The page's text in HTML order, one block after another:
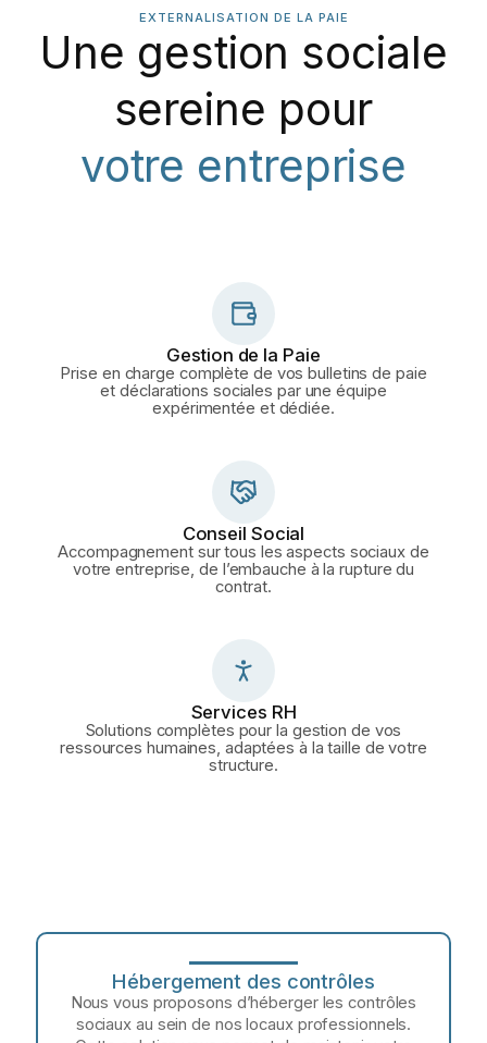
EXTERNALISATION DE LA PAIE
Une gestion sociale
sereine pour
votre entreprise
Gestion de la Paie
Prise en charge complète de vos bulletins de paie
et déclarations sociales par une équipe
expérimentée et dédiée.
Conseil Social
Accompagnement sur tous les aspects sociaux de
votre entreprise, de l’embauche à la rupture du
contrat.
Services RH
Solutions complètes pour la gestion de vos
ressources humaines, adaptées à la taille de votre
structure.
Hébergement des contrôles
Nous vous proposons d’héberger les contrôles
sociaux au sein de nos locaux professionnels.